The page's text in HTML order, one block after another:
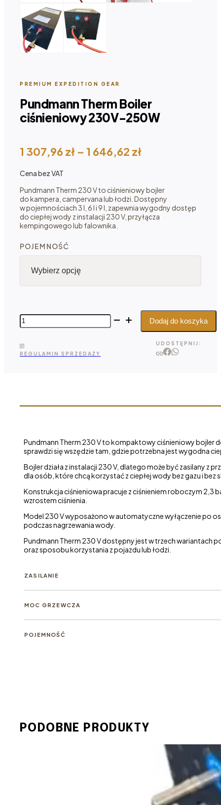
PREMIUM EXPEDITION GEAR
Pundmann Therm Boiler
ciśnieniowy 230V-250W
1 307,96 zł – 1 646,62 złZakres
307,96 zł
do 1
646,62 zł
Cena bez VAT
Pundmann Therm 230 V to ciśnieniowy bojler
do kampera, campervana lub łodzi. Dostępny
w pojemnościach 3 l, 6 l i 9 l, zapewnia wygodny dostęp
do ciepłej wody z instalacji 230 V, przyłącza
kempingowego lub falownika.
POJEMNOŚĆ
ilość
Pundmann
Boiler
ciśnieniowy
Dodaj do koszyka
REGULAMIN SPRZEDAŻY
UDOSTĘPNIJ:
Pundmann Therm 230 V to kompaktowy ciśnieniowy bojler
sprawdzi się wszędzie tam, gdzie potrzebna jest wygodna
Bojler działa z instalacji 230 V, dlatego może być zasilany z
dla osób, które chcą korzystać z ciepłej wody bez gazu i bez
Konstrukcja ciśnieniowa pracuje z ciśnieniem roboczym 2,3
wzrostem ciśnienia.
Model 230 V wyposażono w automatyczne wyłączenie po
podczas nagrzewania wody.
Pundmann Therm 230 V dostępny jest w trzech wariantach
oraz sposobu korzystania z pojazdu lub łodzi.
ZASILANIE
MOC GRZEWCZA
POJEMNOŚĆ
PODOBNE PRODUKTY